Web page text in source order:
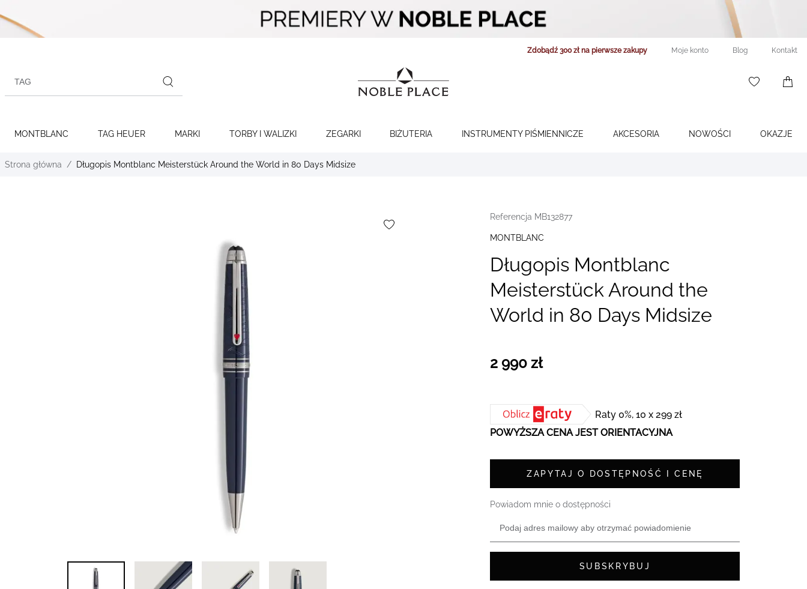
content
Zdobądź 300 zł na pierwsze zakupy Moje konto Blog Kontakt
products
MONTBLANC TAG HEUER MARKI TORBY I WALIZKI ZEGARKI BIŻUTERIA INSTRUMENTY PIŚMIENNICZE AKCESORIA NOWOŚCI OKAZJE
Strona główna Długopis Montblanc Meisterstück Around the World in 80 Days Midsize
Referencja MB132877
MONTBLANC
Długopis Montblanc
Meisterstück Around the
World in 80 Days Midsize
2 990 zł
Raty 0%, 10 x 299 zł
POWYŻSZA CENA JEST ORIENTACYJNA
ZAPYTAJ O DOSTĘPNOŚĆ I CENĘ
Powiadom mnie o dostępności
SUBSKRYBUJ